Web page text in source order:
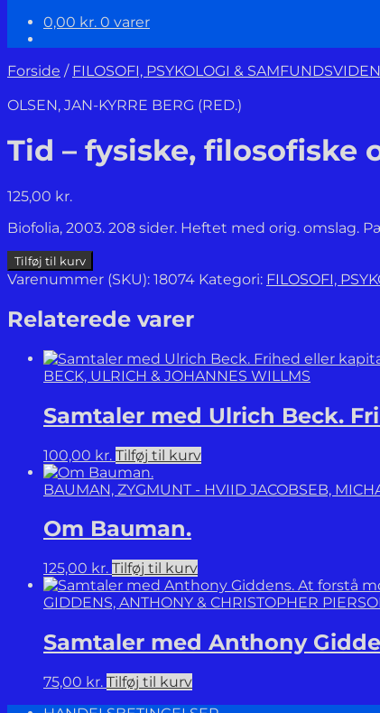
0,00 kr. 0 varer
Forside / FILOSOFI, PSYKOLOGI &
OLSEN, JAN-KYRRE BERG (RED.)
Tid – fysiske,
125,00 kr.
Biofolia, 2003. 208 sider. Heftet med orig. omslag.
Tid
-
filosofiske
og
perspektiver.
Tilføj til kurv
Varenummer (SKU): 18074 Kategori: FILOSOFI,
Relaterede varer
BECK, ULRICH & JOHANNES WILLMS
Samtaler med Ulrich Beck.
100,00 kr. Tilføj til kurv
BAUMAN, ZYGMUNT - HVIID JACOBSEB,
Om Bauman.
125,00 kr. Tilføj til kurv
GIDDENS, ANTHONY & CHRISTOPHER
Samtaler med Anthony
75,00 kr. Tilføj til kurv